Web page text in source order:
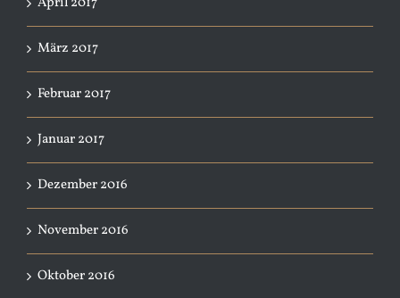
März 2017
Februar 2017
Januar 2017
Dezember 2016
November 2016
Oktober 2016